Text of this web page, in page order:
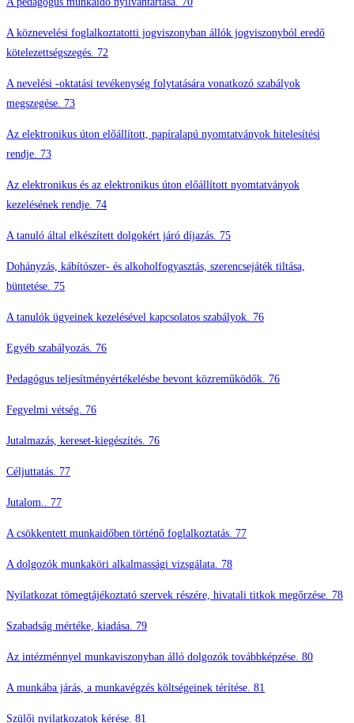
A köznevelési foglalkoztatotti jogviszonyban állók jogviszonyból eredő
kötelezettségszegés. 72
A nevelési -oktatási tevékenység folytatására vonatkozó szabályok
megszegése. 73
Az elektronikus úton előállított, papíralapú nyomtatványok hitelesítési
rendje. 73
Az elektronikus és az elektronikus úton előállított nyomtatványok
kezelésének rendje. 74
A tanuló által elkészített dolgokért járó díjazás. 75
Dohányzás, kábítószer- és alkoholfogyasztás, szerencsejáték tiltása,
büntetése. 75
A tanulók ügyeinek kezelésével kapcsolatos szabályok. 76
Egyéb szabályozás. 76
Pedagógus teljesítményértékelésbe bevont közreműködők. 76
Fegyelmi vétség. 76
Jutalmazás, kereset-kiegészítés. 76
Céljuttatás. 77
Jutalom.. 77
A csökkentett munkaidőben történő foglalkoztatás. 77
A dolgozók munkaköri alkalmassági vizsgálata. 78
Nyilatkozat tömegtájékoztató szervek részére, hivatali titkok megőrzése. 78
Szabadság mértéke, kiadása. 79
Az intézménnyel munkaviszonyban álló dolgozók továbbképzése. 80
A munkába járás, a munkavégzés költségeinek térítése. 81
Szülői nyilatkozatok kérése. 81